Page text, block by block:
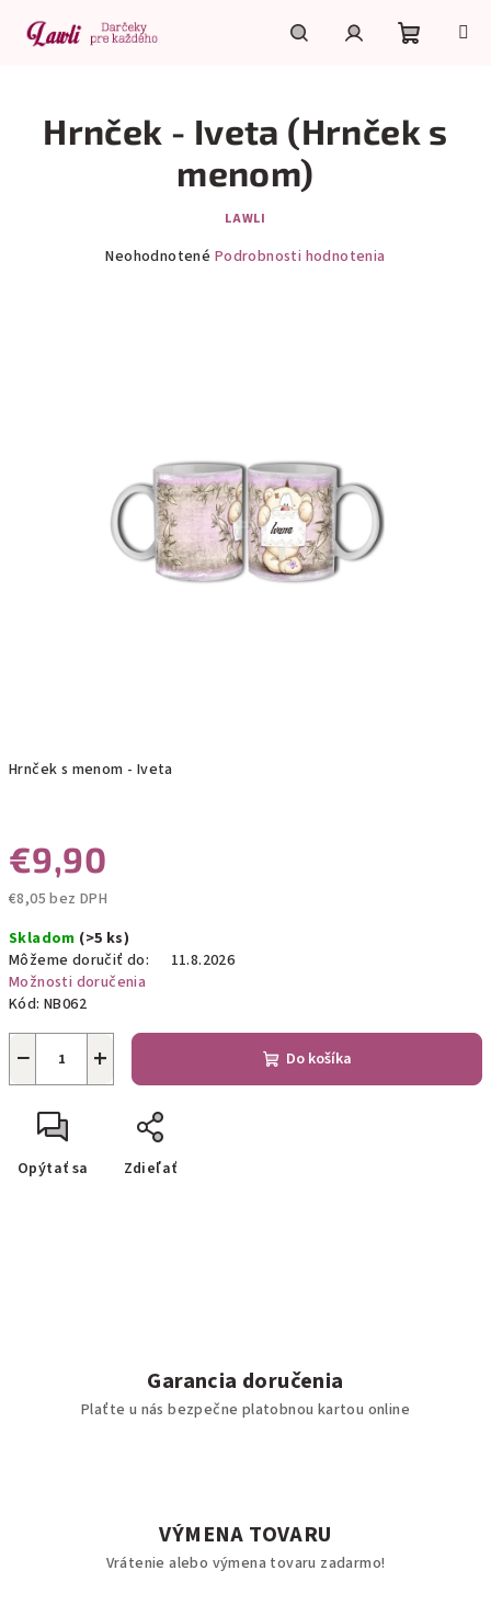
obsah
košík
Hrnček s menom - Iveta
€9,90
€8,05 bez DPH
cena:
Skladom (>5 ks)
Môžeme doručiť do:
11.8.2026
Možnosti doručenia
Kód: NB062
+
− Do košíka
Opýtať sa Zdieľať
Hrnček - Iveta (Hrnček s
menom)
LAWLI
Neohodnotené Podrobnosti hodnotenia
Garancia doručenia
Plaťte u nás bezpečne platobnou kartou online
VÝMENA TOVARU
Vrátenie alebo výmena tovaru zadarmo!